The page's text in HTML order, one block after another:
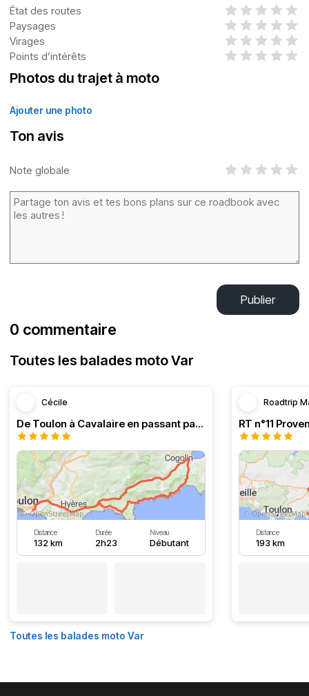
État des routes
Paysages
Virages
Points d’intérêts
Photos du trajet à moto
Ajouter une photo
Ton avis
Note globale
Publier
0 commentaire
Toutes les balades moto Var
Cécile
De Toulon à Cavalaire en passant par la côte
Distance
132 km
Durée
2h23
Niveau
Débutant
Roadtrip
Distance
193 km
Toutes les balades moto Var